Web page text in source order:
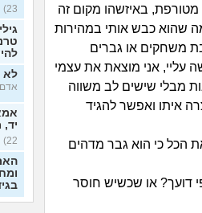
באיזשהו מקום זה
שהוא כבש אותי במהירות
משחקים או גברים
עליי, אני מוצאת את עצמי
מבלי שישים לב משווה
איתו ואפשר להגיד
הכל כי הוא גבר מדהים
דועך? או שכשיש חוסר
23)
לא
אדם,
22)